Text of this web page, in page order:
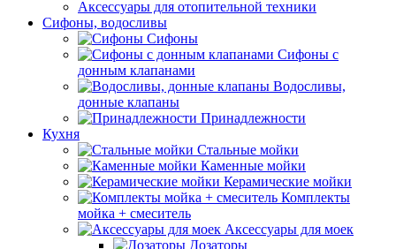
Аксессуары для отопительной техники
Сифоны, водосливы
Сифоны
Сифоны с
донным клапанами
Водосливы,
донные клапаны
Принадлежности
Кухня
Стальные мойки
Каменные мойки
Керамические мойки
Комплекты
мойка + смеситель
Аксессуары для моек
Дозаторы